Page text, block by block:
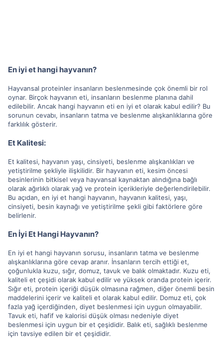
En iyi et hangi hayvanın?
Hayvansal proteinler insanların beslenmesinde çok önemli bir rol
oynar. Birçok hayvanın eti, insanların beslenme planına dahil
edilebilir. Ancak hangi hayvanın eti en iyi et olarak kabul edilir? Bu
sorunun cevabı, insanların tatma ve beslenme alışkanlıklarına göre
farklılık gösterir.
Et Kalitesi:
Et kalitesi, hayvanın yaşı, cinsiyeti, beslenme alışkanlıkları ve
yetiştirilme şekliyle ilişkilidir. Bir hayvanın eti, kesim öncesi
besinlerinin bitkisel veya hayvansal kaynaktan alındığına bağlı
olarak ağırlıklı olarak yağ ve protein içerikleriyle değerlendirilebilir.
Bu açıdan, en iyi et hangi hayvanın, hayvanın kalitesi, yaşı,
cinsiyeti, besin kaynağı ve yetiştirilme şekli gibi faktörlere göre
belirlenir.
En İyi Et Hangi Hayvanın?
En iyi et hangi hayvanın sorusu, insanların tatma ve beslenme
alışkanlıklarına göre cevap aranır. İnsanların tercih ettiği et,
çoğunlukla kuzu, sığır, domuz, tavuk ve balık olmaktadır. Kuzu eti,
kaliteli et çeşidi olarak kabul edilir ve yüksek oranda protein içerir.
Sığır eti, protein içeriği düşük olmasına rağmen, diğer önemli besin
maddelerini içerir ve kaliteli et olarak kabul edilir. Domuz eti, çok
fazla yağ içerdiğinden, diyet beslenmesi için uygun olmayabilir.
Tavuk eti, hafif ve kalorisi düşük olması nedeniyle diyet
beslenmesi için uygun bir et çeşididir. Balık eti, sağlıklı beslenme
için tavsiye edilen bir et çeşididir.